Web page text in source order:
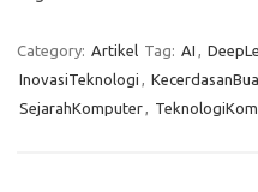
Category: Artikel Tag: AI ,
InovasiTeknologi ,
SejarahKomputer,